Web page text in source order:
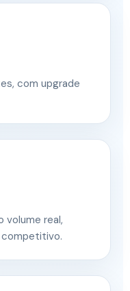
com upgrade
volume real,